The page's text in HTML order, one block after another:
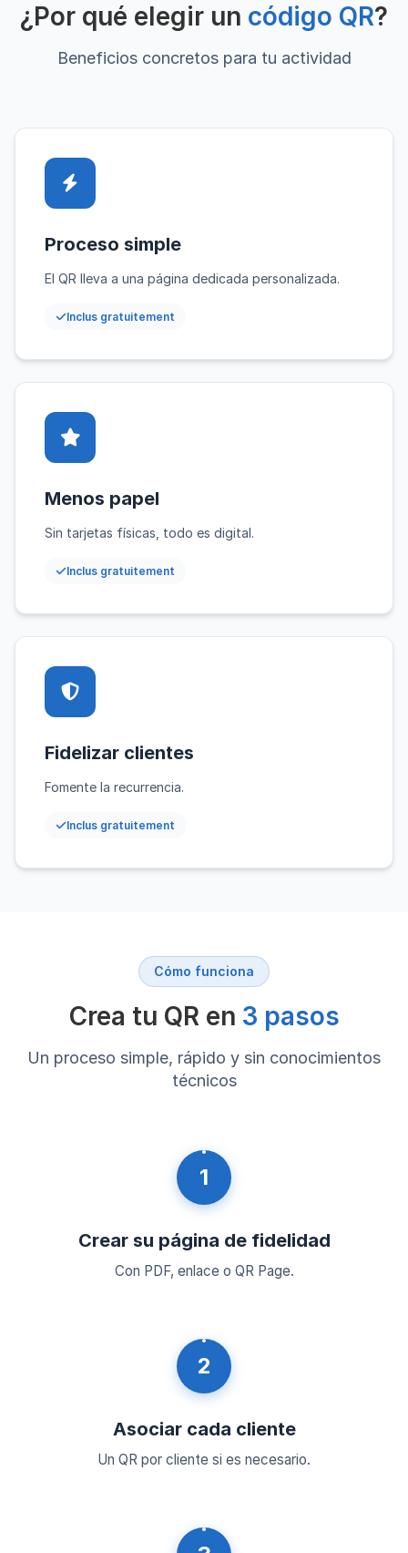
¿Por qué elegir un código QR?
Beneficios concretos para tu actividad
Proceso simple
El QR lleva a una página dedicada personalizada.
Inclus gratuitement
Menos papel
Sin tarjetas físicas, todo es digital.
Inclus gratuitement
Fidelizar clientes
Fomente la recurrencia.
Inclus gratuitement
Cómo funciona
Crea tu QR en 3 pasos
Un proceso simple, rápido y sin conocimientos
técnicos
1
Crear su página de fidelidad
Con PDF, enlace o QR Page.
2
Asociar cada cliente
Un QR por cliente si es necesario.